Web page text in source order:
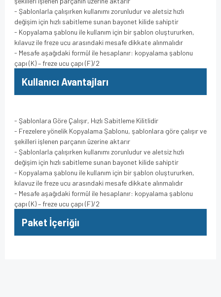
- Şablonlarla çalışırken kullanımı zorunludur ve aletsiz hızlı
değişim için hızlı sabitleme sunan bayonet kilide sahiptir
- Kopyalama şablonu ile kullanım için bir şablon oluştururken,
kılavuz ile freze ucu arasındaki mesafe dikkate alınmalıdır
- Mesafe aşağıdaki formül ile hesaplanır: kopyalama şablonu
çapı (K) – freze ucu çapı (F)/2
Kullanıcı Avantajları
- Şablonlara Göre Çalışır, Hızlı Sabitleme Kilitlidir
- Frezelere yönelik Kopyalama Şablonu, şablonlara göre çalışır ve
şekilleri işlenen parçanın üzerine aktarır
- Şablonlarla çalışırken kullanımı zorunludur ve aletsiz hızlı
değişim için hızlı sabitleme sunan bayonet kilide sahiptir
- Kopyalama şablonu ile kullanım için bir şablon oluştururken,
kılavuz ile freze ucu arasındaki mesafe dikkate alınmalıdır
- Mesafe aşağıdaki formül ile hesaplanır: kopyalama şablonu
çapı (K) – freze ucu çapı (F)/2
Paket İçeriğiı